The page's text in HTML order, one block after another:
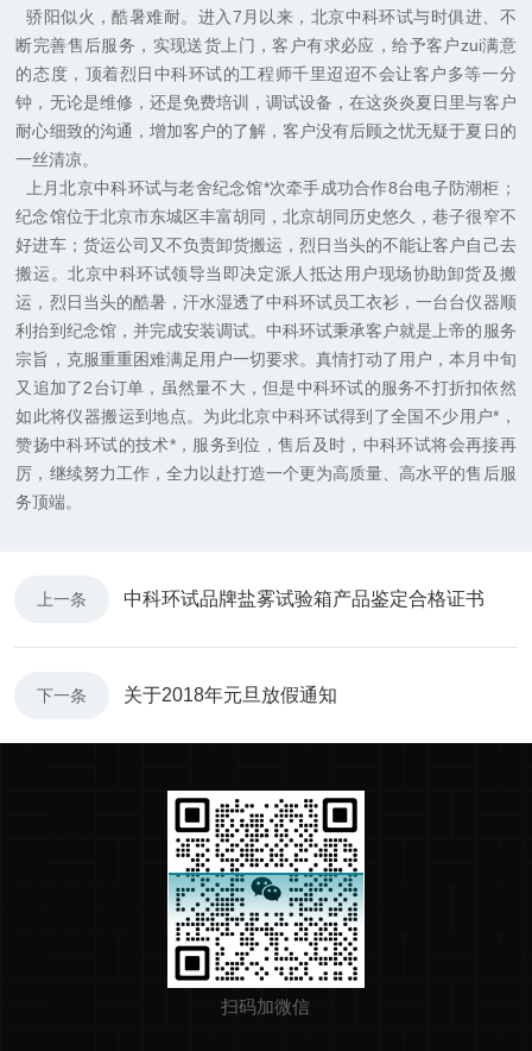
骄阳似火，酷暑难耐。进入 7 月以来，北京中科环试与时俱进、不
断完善售后服务，实现送货上门，客户有求必应，给予客户zui满意
的态度，顶着烈日中科环试的工程师千里迢迢不会让客户多等一分
钟，无论是维修，还是免费培训，调试设备，在这炎炎夏日里与客户
耐心细致的沟通，增加客户的了解，客户没有后顾之忧无疑于夏日的
一丝清凉。
上月北京中科环试与老舍纪念馆*次牵手成功合作8台电子防潮柜；
纪念馆位于北京市东城区丰富胡同，北京胡同历史悠久，巷子很窄不
好进车；货运公司又不负责卸货搬运，烈日当头的不能让客户自己去
搬运。北京中科环试领导当即决定派人抵达用户现场协助卸货及搬
运，烈日当头的酷暑，汗水湿透了中科环试员工衣衫，一台台仪器顺
利抬到纪念馆，并完成安装调试。中科环试秉承客户就是上帝的服务
宗旨，克服重重困难满足用户一切要求。真情打动了用户，本月中旬
又追加了2台订单，虽然量不大，但是中科环试的服务不打折扣依然
如此将仪器搬运到地点。为此北京中科环试得到了全国不少用户*，
赞扬中科环试的技术*，服务到位，售后及时，中科环试将会再接再
厉，继续努力工作，全力以赴打造一个更为高质量、高水平的售后服
务顶端。
上一条 中科环试品牌盐雾试验箱产品鉴定合格证书
下一条 关于2018年元旦放假通知
扫码加微信